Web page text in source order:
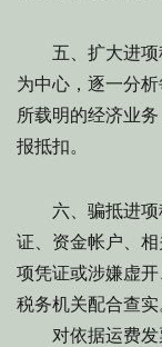
五、扩大进项
为中心，逐一分
所载明的经济业
报抵扣。
六、骗抵进项
证、资金帐户、
项凭证或涉嫌虚
税务机关配合查实
对依据运费发